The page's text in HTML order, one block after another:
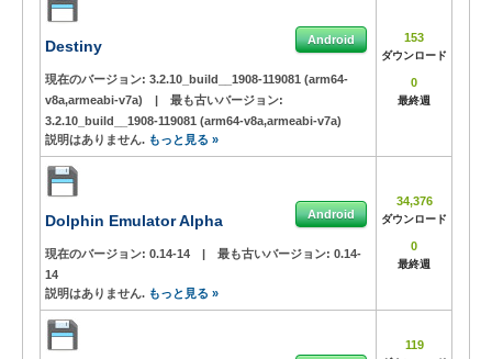
Destiny Android
現在のバージョン: 3.2.10_build__1908-119081 (arm64-
v8a,armeabi-v7a)
|
最も古いバージョン:
3.2.10_build__1908-119081 (arm64-v8a,armeabi-v7a)
説明はありません. もっと見る »
153
ダウンロード
0
最終週
Dolphin Emulator Alpha Android
現在のバージョン: 0.14-14 | 最も古いバージョン: 0.14-
14
説明はありません. もっと見る »
34,376
ダウンロード
0
最終週
119